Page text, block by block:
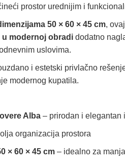
prostor urednijim i
50 × 60 × 45 cm,
u modernoj obradidodatno
uslovima.
i estetski privlačno
modernog kupatila.
Alba– prirodan i elegantan
organizacija prostora
× 60 × 45 cm– idealno za